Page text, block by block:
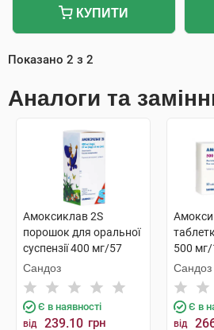
КУПИТИ
Показано 2 з 2
Аналоги та
Амоксиклав 2S
порошок для оральної
суспензії 400 мг/57
мг/5 мл 70 мл 1 флакон
Сандоз
Є в наявності
від 239.10 грн
500
Сандоз
Є в
від